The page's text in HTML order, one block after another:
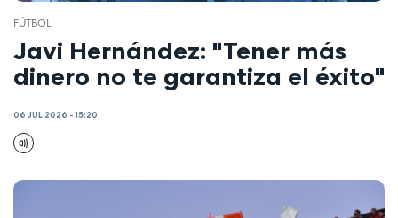
FÚTBOL
Javi Hernández: "Tener más
dinero no te garantiza el éxito"
06 JUL 2026 - 15:20